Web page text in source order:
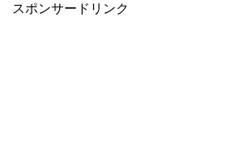
スポンサードリンク